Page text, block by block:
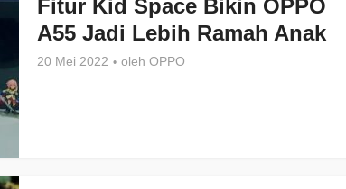
Fitur Kid Space Bikin OPPO
A55 Jadi Lebih Ramah Anak
20 Mei 2022 oleh OPPO